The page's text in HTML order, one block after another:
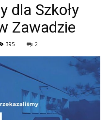
dla Szkoły
Zawadzie
395 2